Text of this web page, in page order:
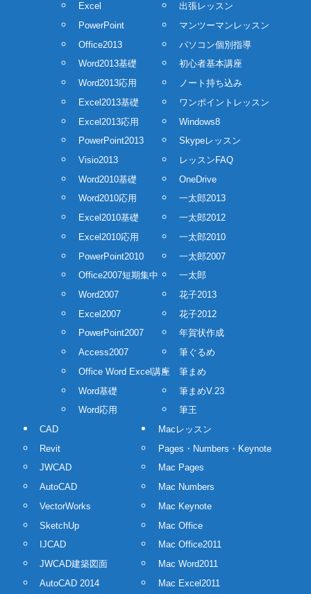
Excel
PowerPoint
Office2013
Word2013基礎
Word2013応用
Excel2013基礎
Excel2013応用
PowerPoint2013
Visio2013
Word2010基礎
Word2010応用
Excel2010基礎
Excel2010応用
PowerPoint2010
Office2007短期集中
Word2007
Excel2007
PowerPoint2007
Access2007
Office Word Excel講座
Word基礎
Word応用
出張レッスン
マンツーマンレッスン
パソコン個別指導
初心者基本講座
ノート持ち込み
ワンポイントレッスン
Windows8
Skypeレッスン
レッスンFAQ
OneDrive
一太郎2013
一太郎2012
一太郎2010
一太郎2007
一太郎
花子2013
花子2012
年賀状作成
筆ぐるめ
筆まめ
筆まめV.23
筆王
CAD
Revit
JWCAD
AutoCAD
VectorWorks
SketchUp
IJCAD
JWCAD建築図面
AutoCAD 2014
Macレッスン
Pages・Numbers・Keynote
Mac Pages
Mac Numbers
Mac Keynote
Mac Office
Mac Office2011
Mac Word2011
Mac Excel2011